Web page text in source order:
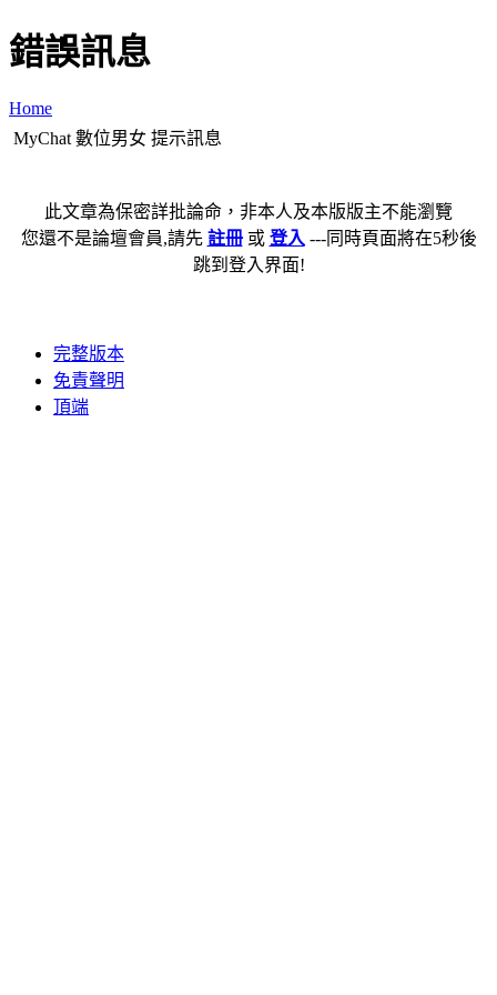
錯誤訊息
Home
MyChat 數位男女 提示訊息
此文章為保密詳批論命，非本人及本版版主不能瀏覽
您還不是論壇會員,請先 註冊或 登入 ---同時頁面將在5秒後
跳到登入界面!
完整版本
免責聲明
頂端